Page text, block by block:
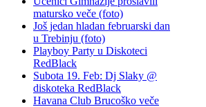
matursko veče (foto)
Još jedan hladan februarski dan
u Trebinju (foto)
Playboy Party u Diskoteci
RedBlack
Subota 19. Feb: Dj Slaky @
diskoteka RedBlack
Havana Club Brucoško veče